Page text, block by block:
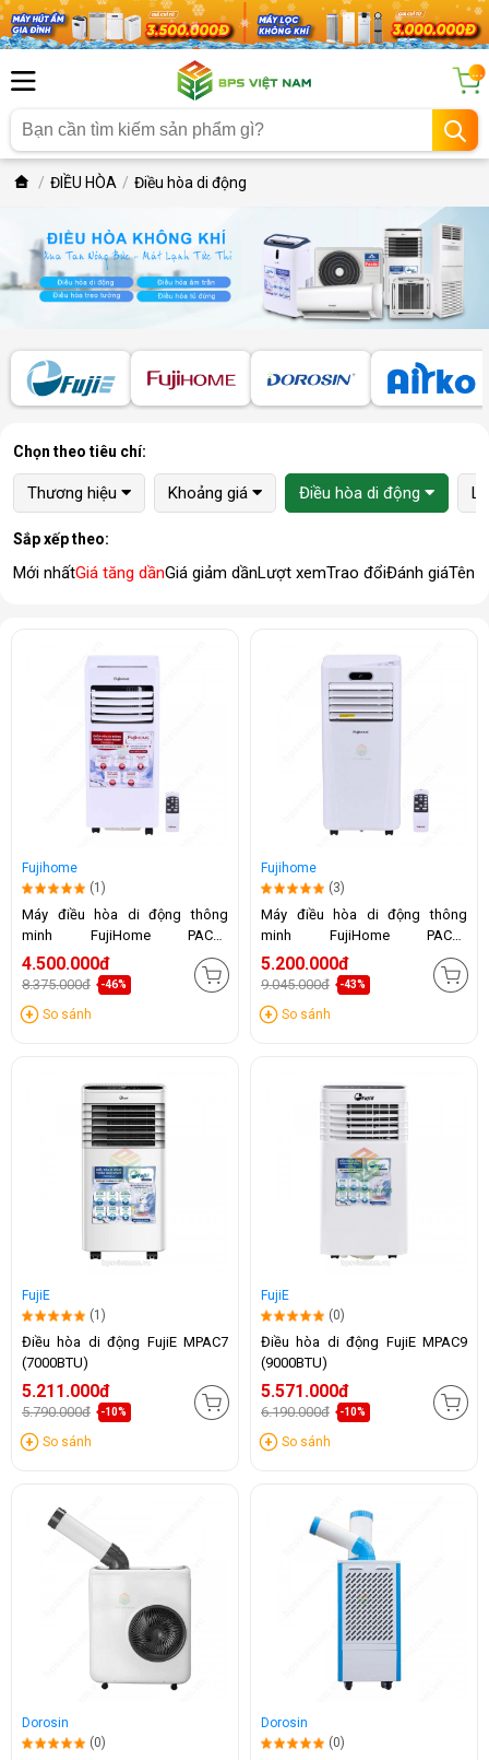
...
ĐIỀU HÒA Điều hòa di động
Chọn theo tiêu chí:
Thương hiệu Khoảng giá Điều hòa di động
Sắp xếp theo:
Mới nhấtGiá tăng dầnGiá giảm dầnLượt xemTrao đổiĐánh giáTên
Fujihome
(1)
Máy điều hòa di động thông
minh FujiHome PAC07
(7000BTU)
4.500.000đ
8.375.000đ -46%
So sánh
Fujihome
(3)
Máy điều hòa di động thông
minh FujiHome PAC09
(9000BTU)
5.200.000đ
9.045.000đ -43%
So sánh
FujiE
(1)
Điều hòa di động FujiE MPAC7
(7000BTU)
5.211.000đ
5.790.000đ -10%
So sánh
FujiE
(0)
Điều hòa di động FujiE MPAC9
(9000BTU)
5.571.000đ
6.190.000đ -10%
So sánh
Dorosin
(0)
Dorosin
(0)